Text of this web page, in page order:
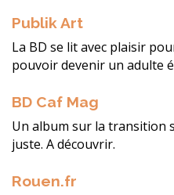
Publik Art
La BD se lit avec plaisir
pouvoir devenir un adulte
BD Caf Mag
Un album sur la transition
juste. A découvrir.
Rouen.fr